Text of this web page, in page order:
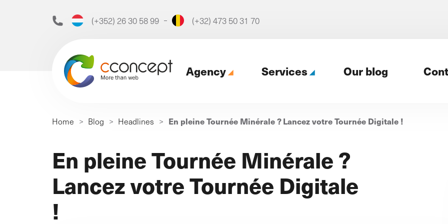
(+352) 26 30 58 99 (+32) 473 50 31 70
Agency Services Our blog
for:
Our agency
Our digital support (Profil
digital)
Home > Blog > Headlines > En pleine Tournée Minérale ? Lancez votre Tournée Digitale !
En pleine Tournée Minérale ?
Lancez votre Tournée Digitale
!